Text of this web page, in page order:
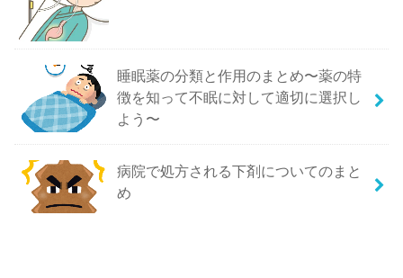
睡眠薬の分類と作用のまとめ〜薬の特
徴を知って不眠に対して適切に選択し
よう〜
病院で処方される下剤についてのまと
め